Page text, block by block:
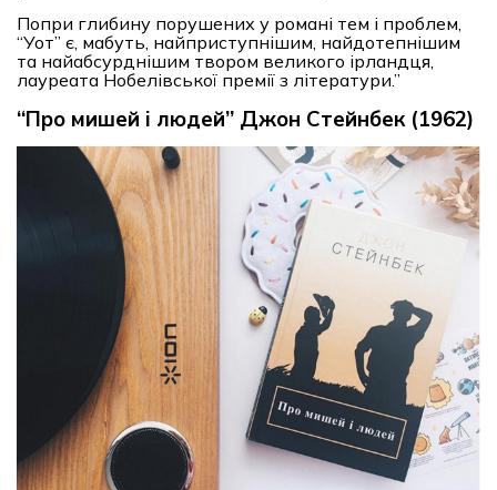
Попри глибину порушених у романі тем і проблем,
“Уот” є, мабуть, найприступнішим, найдотепнішим
та найабсурднішим твором великого ірландця,
лауреата Нобелівської премії з літератури.”
“Про мишей і людей” Джон Стейнбек (1962)